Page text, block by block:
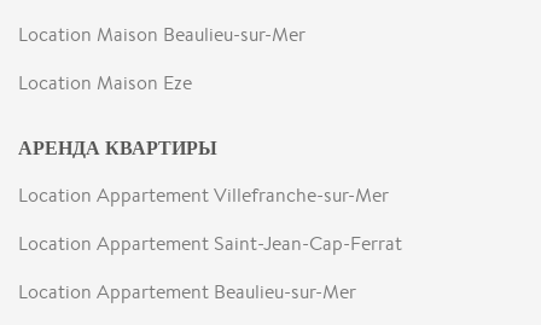
Location Maison Beaulieu-sur-Mer
Location Maison Eze
АРЕНДА КВАРТИРЫ
Location Appartement Villefranche-sur-Mer
Location Appartement Saint-Jean-Cap-Ferrat
Location Appartement Beaulieu-sur-Mer